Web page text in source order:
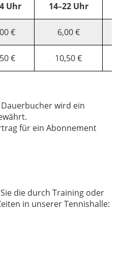
Uhr 14–22 Uhr
€ 6,00 €
€ 10,50 €
wird ein
für ein Abonnement
die durch Training oder
in unserer Tennishalle: